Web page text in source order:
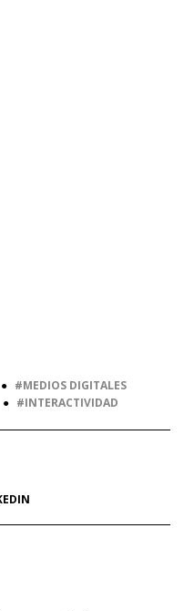
●
MEDIOS DIGITALES
● INTERACTIVIDAD